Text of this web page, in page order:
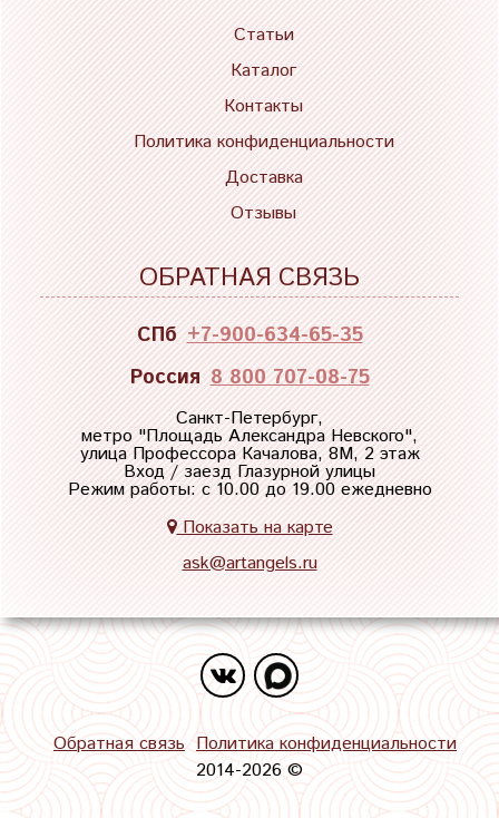
Статьи
Каталог
Контакты
Политика конфиденциальности
Доставка
Отзывы
ОБРАТНАЯ СВЯЗЬ
СПб +7-900-634-65-35
Россия 8 800 707-08-75
Санкт-Петербург,
метро "Площадь Александра Невского",
улица Профессора Качалова, 8М, 2 этаж
Вход / заезд Глазурной улицы
Режим работы: с 10.00 до 19.00 ежедневно
Показать на карте
ask@artangels.ru
Обратная связь Политика конфиденциальности
2014-2026 ©